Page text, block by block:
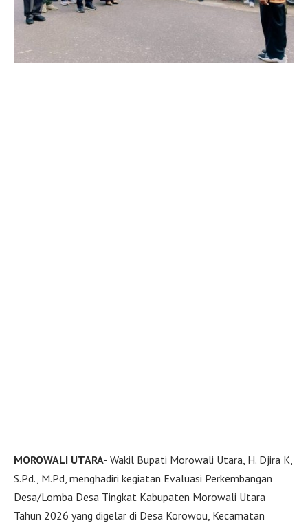
MOROWALI UTARA- Wakil Bupati Morowali Utara, H. Djira K,
S.Pd., M.Pd, menghadiri kegiatan Evaluasi Perkembangan
Desa/Lomba Desa Tingkat Kabupaten Morowali Utara
Tahun 2026 yang digelar di Desa Korowou, Kecamatan